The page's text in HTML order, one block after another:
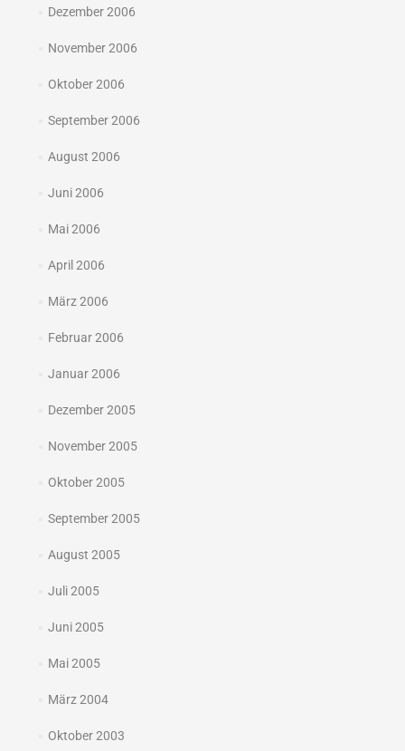
Dezember 2006
November 2006
Oktober 2006
September 2006
August 2006
Juni 2006
Mai 2006
April 2006
März 2006
Februar 2006
Januar 2006
Dezember 2005
November 2005
Oktober 2005
September 2005
August 2005
Juli 2005
Juni 2005
Mai 2005
März 2004
Oktober 2003